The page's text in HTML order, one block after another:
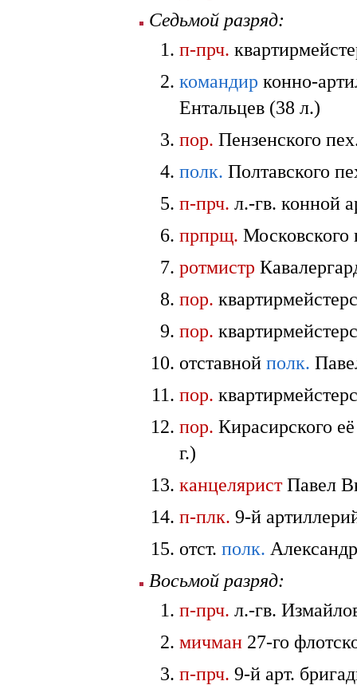
Седьмой разряд:
п-прч.
командир конно-
Ентальцев (38 л.)
пор. Пензенского
полк. Полтавского
п-прч. л.-гв. конной
прпрщ. Московского
ротмистр
пор.
пор.
отставнойполк.
пор.
пор. Кирасирского
г.)
канцеляристПавел
п-плк. 9-й
отст.полк.
Восьмой разряд:
п-прч. л.-гв.
мичман 27-го
п-прч. 9-й арт.